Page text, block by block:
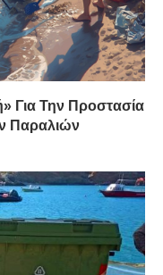
Για Την Προστασία
Παραλιών